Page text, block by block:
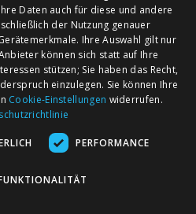
Märkte nach Bundesländern
Märkte nach PLZ
Märkte nach Umkreis
Flohmarkt
Daten auch für diese und andere
der Nutzung genauer
Ihre Auswahl gilt nur
können sich statt auf Ihre
stützen; Sie haben das Recht,
einzulegen. Sie können Ihre
Cookie-Einstellungen widerrufen.
PERFORMANCE